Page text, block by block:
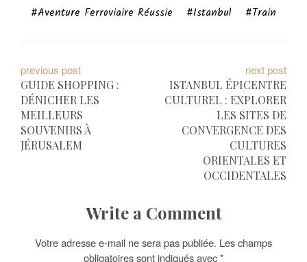
Aventure Ferroviaire Réussie Istanbul Train
N
a
v
i
previous post
GUIDE SHOPPING :
DÉNICHER LES
MEILLEURS
SOUVENIRS À
JÉRUSALEM
next post
ISTANBUL ÉPICENTRE
CULTUREL : EXPLORER
LES SITES DE
CONVERGENCE DES
CULTURES
ORIENTALES ET
OCCIDENTALES
Write a Comment
Votre adresse e-mail ne sera pas publiée. Les champs
obligatoires sont indiqués avec*